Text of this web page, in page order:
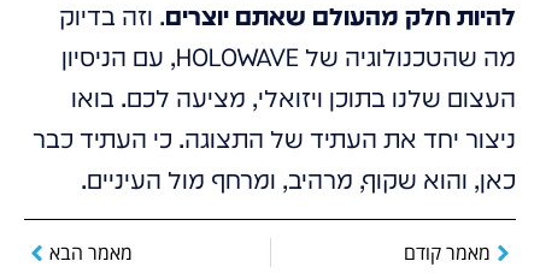
להיות חלק מהעולם שאתם יוצרים. וזה בדיוק
מה שהטכנולוגיה של HOLOWAVE, עם הניסיון
העצום שלנו בתוכן ויזואלי, מציעה לכם. בואו
ניצור יחד את העתיד של התצוגה. כי העתיד כבר
כאן, והוא שקוף, מרהיב, ומרחף מול העיניים.
מאמר קודם מאמר הבא